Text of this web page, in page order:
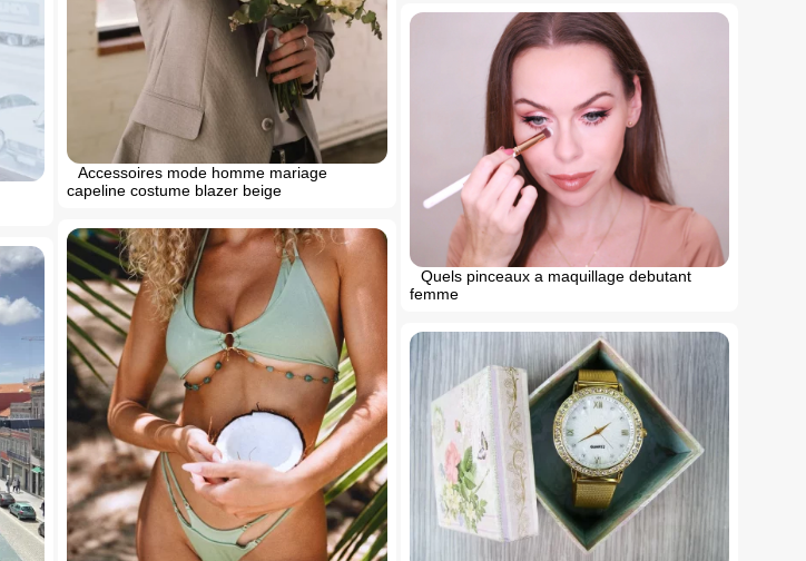
Accessoires mode homme mariage
capeline costume blazer beige
Quels pinceaux a maquillage debutant
femme